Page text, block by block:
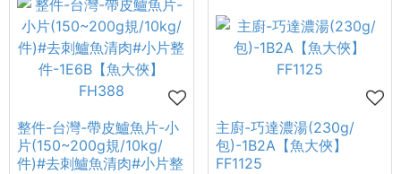
整件-台灣-帶皮鱸魚片-小
片(150~200g規/10kg/
件)#去刺鱸魚清肉#小片整
主廚-巧達濃湯(230g/
包)-1B2A【魚大俠】
FF1125